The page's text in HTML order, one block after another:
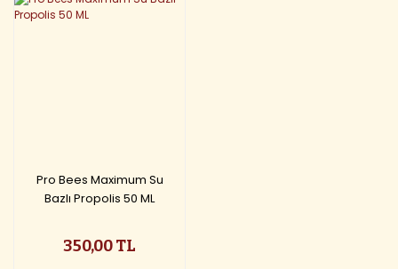
Pro Bees Maximum Su
Bazlı Propolis 50 ML
350,00 TL